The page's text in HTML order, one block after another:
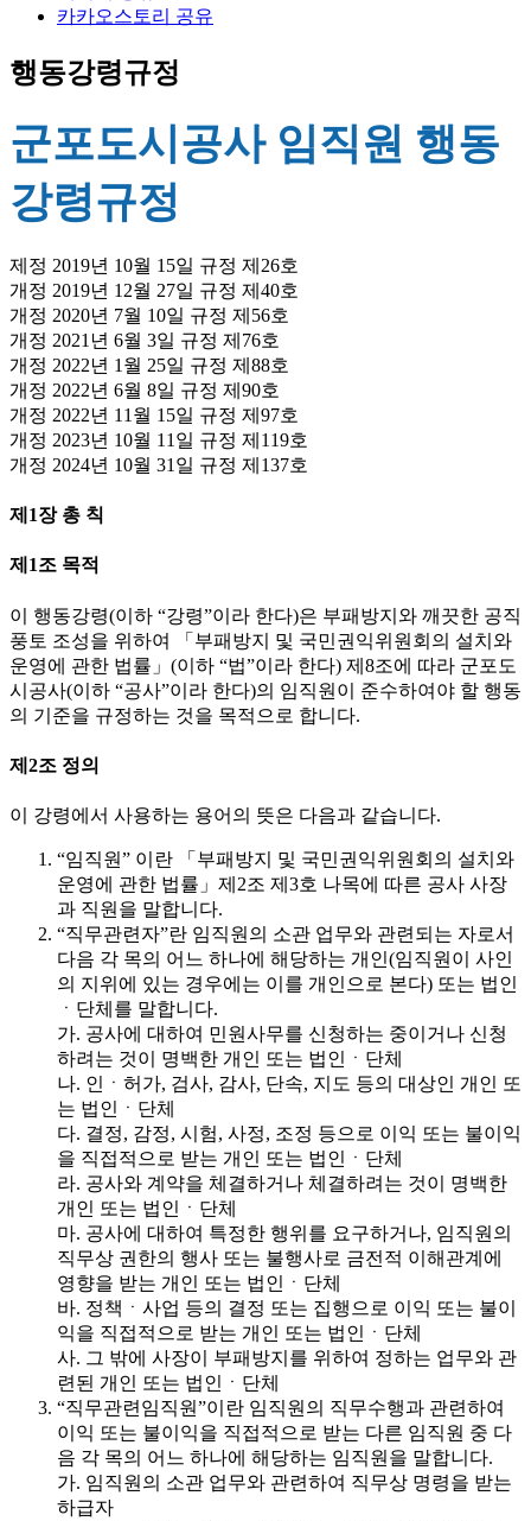
카카오스토리 공유
행동강령규정
군포도시공사 임직원 행동
강령규정
제정 2019년 10월 15일 규정 제26호
개정 2019년 12월 27일 규정 제40호
개정 2020년 7월 10일 규정 제56호
개정 2021년 6월 3일 규정 제76호
개정 2022년 1월 25일 규정 제88호
개정 2022년 6월 8일 규정 제90호
개정 2022년 11월 15일 규정 제97호
개정 2023년 10월 11일 규정 제119호
개정 2024년 10월 31일 규정 제137호
제1장 총 칙
제1조 목적
이 행동강령(이하 “강령”이라 한다)은 부패방지와 깨끗한 공직
풍토 조성을 위하여 「부패방지 및 국민권익위원회의 설치와
운영에 관한 법률」(이하 “법”이라 한다) 제8조에 따라 군포도
시공사(이하 “공사”이라 한다)의 임직원이 준수하여야 할 행동
의 기준을 규정하는 것을 목적으로 합니다.
제2조 정의
이 강령에서 사용하는 용어의 뜻은 다음과 같습니다.
“임직원” 이란 「부패방지 및 국민권익위원회의 설치와
운영에 관한 법률」제2조 제3호 나목에 따른 공사 사장
과 직원을 말합니다.
“직무관련자”란 임직원의 소관 업무와 관련되는 자로서
다음 각 목의 어느 하나에 해당하는 개인(임직원이 사인
의 지위에 있는 경우에는 이를 개인으로 본다) 또는 법인
ㆍ단체를 말합니다.
가. 공사에 대하여 민원사무를 신청하는 중이거나 신청
하려는 것이 명백한 개인 또는 법인ㆍ단체
나. 인ㆍ허가, 검사, 감사, 단속, 지도 등의 대상인 개인 또
는 법인ㆍ단체
다. 결정, 감정, 시험, 사정, 조정 등으로 이익 또는 불이익
을 직접적으로 받는 개인 또는 법인ㆍ단체
라. 공사와 계약을 체결하거나 체결하려는 것이 명백한
개인 또는 법인ㆍ단체
마. 공사에 대하여 특정한 행위를 요구하거나, 임직원의
직무상 권한의 행사 또는 불행사로 금전적 이해관계에
영향을 받는 개인 또는 법인ㆍ단체
바. 정책ㆍ사업 등의 결정 또는 집행으로 이익 또는 불이
익을 직접적으로 받는 개인 또는 법인ㆍ단체
사. 그 밖에 사장이 부패방지를 위하여 정하는 업무와 관
련된 개인 또는 법인ㆍ단체
“직무관련임직원”이란 임직원의 직무수행과 관련하여
이익 또는 불이익을 직접적으로 받는 다른 임직원 중 다
음 각 목의 어느 하나에 해당하는 임직원을 말합니다.
가. 임직원의 소관 업무와 관련하여 직무상 명령을 받는
하급자